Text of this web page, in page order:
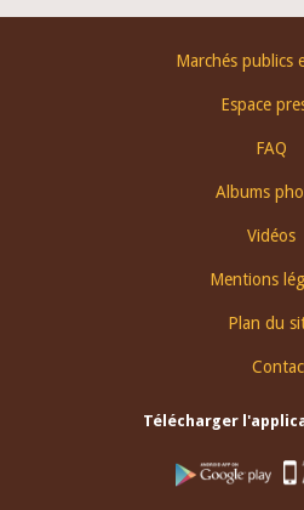
Marchés publics
Espace
FAQ
Albums
Vidéos
Mentions
Plan du
Télécharger